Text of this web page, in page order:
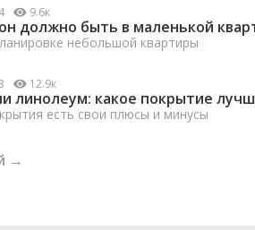
9.6к
должно быть в маленькой
небольшой квартиры
12.9к
линолеум: какое покрытие
есть свои плюсы и минусы
→